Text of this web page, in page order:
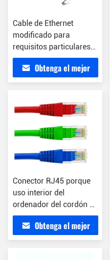
Cable de Ethernet
modificado para
requisitos particulares
de la base Cat6 STP del
cordón de remiendo
Cat6 del 1m 8
Obtenga el mejor
Conector RJ45 porque
uso interior del
ordenador del cordón de
remiendo Cat6
Obtenga el mejor